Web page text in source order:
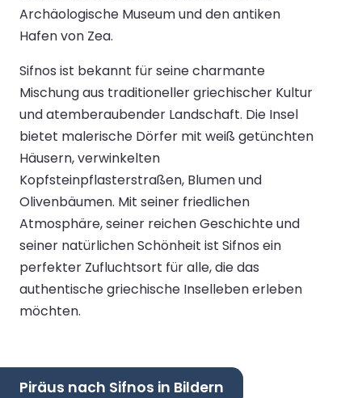
Archäologische Museum und den antiken
Hafen von Zea.
Sifnos ist bekannt für seine charmante
Mischung aus traditioneller griechischer Kultur
und atemberaubender Landschaft. Die Insel
bietet malerische Dörfer mit weiß getünchten
Häusern, verwinkelten
Kopfsteinpflasterstraßen, Blumen und
Olivenbäumen. Mit seiner friedlichen
Atmosphäre, seiner reichen Geschichte und
seiner natürlichen Schönheit ist Sifnos ein
perfekter Zufluchtsort für alle, die das
authentische griechische Inselleben erleben
möchten.
Piräus nach Sifnos in Bildern